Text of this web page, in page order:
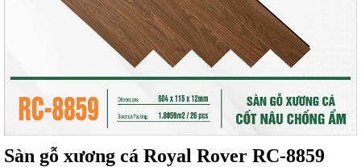
Sàn gỗ xương cá Royal Rover RC-8859